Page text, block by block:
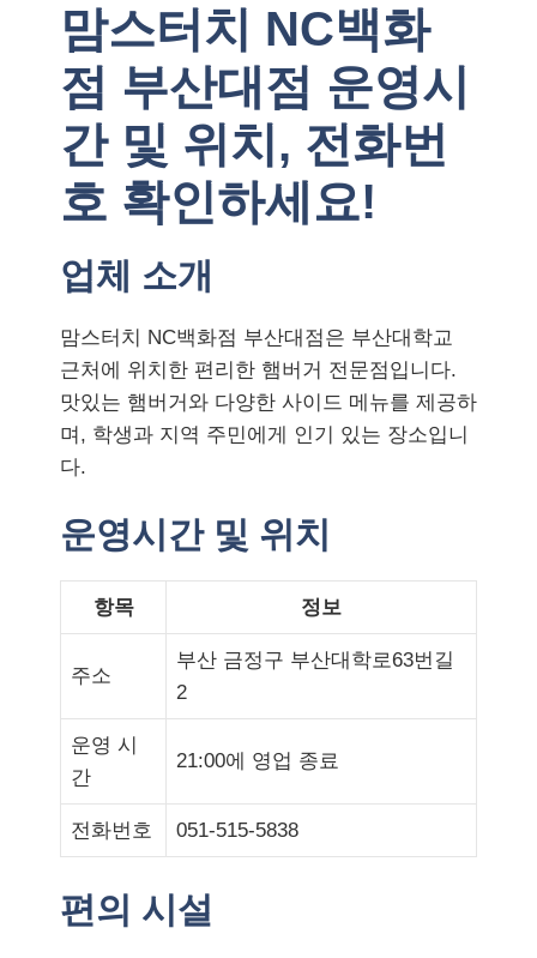
맘스터치 NC백화
점 부산대점 운영시
간 및 위치, 전화번
호 확인하세요!
업체 소개
맘스터치 NC백화점 부산대점은 부산대학교
근처에 위치한 편리한 햄버거 전문점입니다.
맛있는 햄버거와 다양한 사이드 메뉴를 제공하
며, 학생과 지역 주민에게 인기 있는 장소입니
다.
운영시간 및 위치
항목 정보
주소
부산 금정구 부산대학로63번길
2
운영 시
간
21:00에 영업 종료
전화번호 051-515-5838
편의 시설